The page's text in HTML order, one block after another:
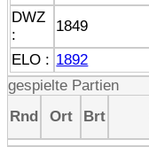
DWZ
:
1849
ELO : 1892
gespielte Partien
Rnd
Ort Brt